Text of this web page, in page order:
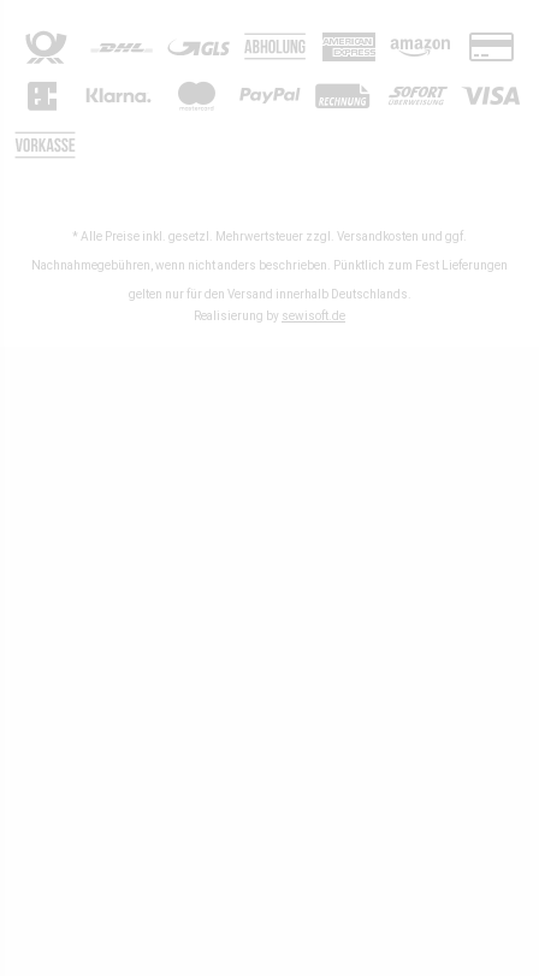
* Alle Preise inkl. gesetzl. Mehrwertsteuer zzgl. Versandkosten und ggf.
Nachnahmegebühren, wenn nicht anders beschrieben. Pünktlich zum Fest Lieferungen
gelten nur für den Versand innerhalb Deutschlands.
Realisierung by sewisoft.de